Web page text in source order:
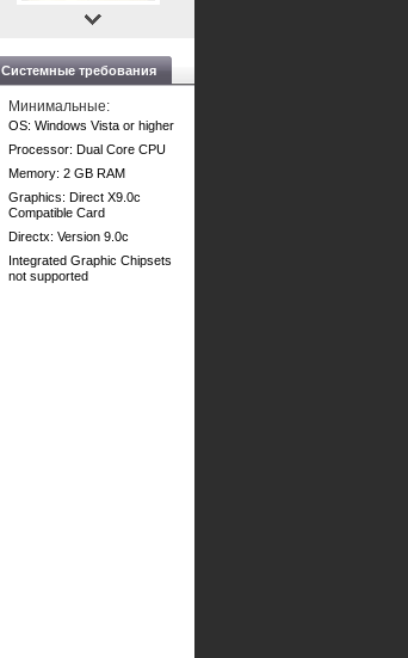
Системные требования
Минимальные:
OS: Windows Vista or higher
Processor: Dual Core CPU
Memory: 2 GB RAM
Graphics: Direct X9.0c
Compatible Card
Directx: Version 9.0c
Integrated Graphic Chipsets
not supported